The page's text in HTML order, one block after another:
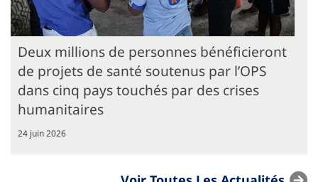
Deux millions de personnes bénéficieront
de projets de santé soutenus par l’OPS
dans cinq pays touchés par des crises
humanitaires
24 juin 2026